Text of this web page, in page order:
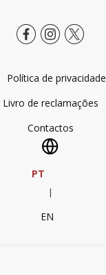
Política de privacidade
Livro de reclamações
Contactos
PT
|
EN